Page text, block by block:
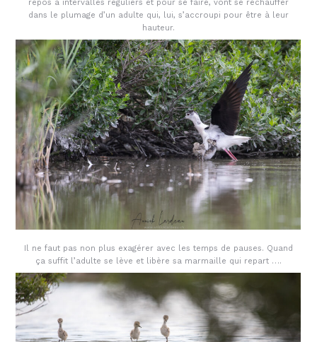
repos à intervalles réguliers et pour se faire, vont se réchauffer
dans le plumage d’un adulte qui, lui, s’accroupi pour être à leur
hauteur.
Il ne faut pas non plus exagérer avec les temps de pauses. Quand
ça suffit l’adulte se lève et libère sa marmaille qui repart ….